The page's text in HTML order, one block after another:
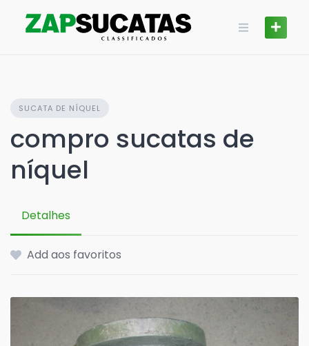
SUCATA DE NÍQUEL
compro sucatas de
níquel
Detalhes
Add aos favoritos